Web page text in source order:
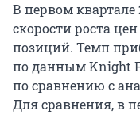
В первом квартале
скорости роста
позиций. Темп
по данным Knight
по сравнению с
Для сравнения, в